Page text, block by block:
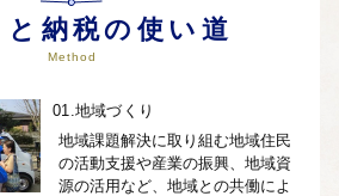
納税の使い道
Method
01.地域づくり
地域課題解決に取り組む地域住民
の活動支援や産業の振興、地域資
源の活用など、地域との共働によ